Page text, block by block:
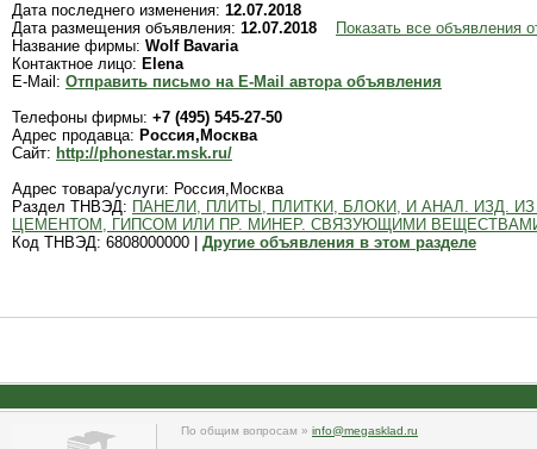
Дата последнего изменения: 12.07.2018
Дата размещения объявления: 12.07.2018
Показать все объявления
Название фирмы: Wolf Bavaria
Контактное лицо: Elena
E-Mail: Отправить письмо на E-Mail автора объявления
Телефоны фирмы: +7 (495) 545-27-50
Адрес продавца: Россия,Москва
Сайт: http://phonestar.msk.ru/
Адрес товара/услуги: Россия,Москва
Раздел ТНВЭД: ПАНЕЛИ, ПЛИТЫ, ПЛИТКИ, БЛОКИ, И АНАЛ. ИЗД.
ЦЕМЕНТОМ, ГИПСОМ ИЛИ ПР. МИНЕР. СВЯЗУЮЩИМИ
Код ТНВЭД: 6808000000 | Другие объявления в этом разделе
По общим вопросам » info@megasklad.ru